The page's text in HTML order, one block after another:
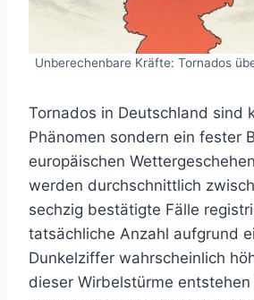
Unberechenbare Kräfte: Tornados
Tornados in Deutschland sind
Phänomen sondern ein fester
europäischen
werden durchschnittlich
sechzig bestätigte Fälle
tatsächliche Anzahl aufgrund
Dunkelziffer wahrscheinlich
dieser Wirbelstürme